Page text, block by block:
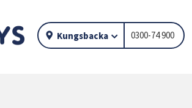
Kungsbacka 0300-74 900